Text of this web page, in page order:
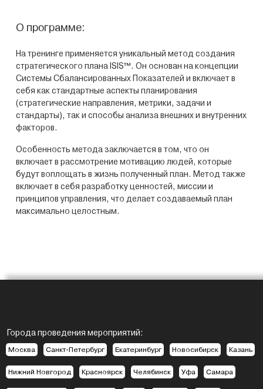
О программе:
На тренинге применяется уникальный метод создания
стратегического плана ISIS™. Он основан на концепции
Системы Сбалансированных Показателей и включает в
себя как стандартные аспекты планирования
(стратегические направления, метрики, задачи и
стандарты), так и способы анализа внешних и внутренних
факторов.
Особенность метода заключается в том, что он
включает в рассмотрение мотивацию людей, которые
будут воплощать в жизнь полученный план. Метод также
включает в себя разработку ценностей, миссии и
принципов управления, что делает создаваемый план
максимально целостным.
Города проведения мероприятий:
Москва Санкт-Петербург Екатеринбург Новосибирск Казань
Нижний Новгород Красноярск Челябинск Уфа Самара